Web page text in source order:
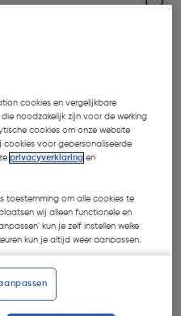
- 29 %
cookies en vergelijkbare
noodzakelijk zijn voor de werking
cookies om onze website
cookies voor gepersonaliseerde
privacyverklaring en
toestemming om alle cookies te
wij alleen functionele en
kun je zelf instellen welke
kun je altijd weer aanpassen.